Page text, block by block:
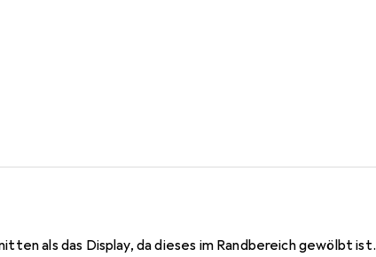
als das Display, da dieses im Randbereich gewölbt ist.